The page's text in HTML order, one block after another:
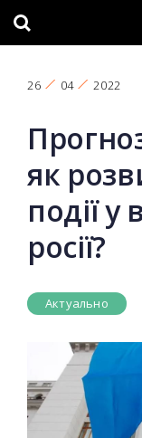
26 04 2022
як
події у
росії?
Актуально